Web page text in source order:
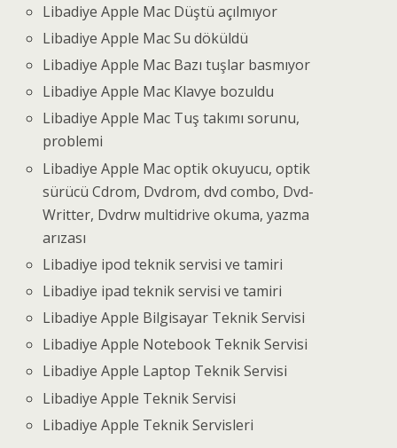
Libadiye Apple Mac Düştü açılmıyor
Libadiye Apple Mac Su döküldü
Libadiye Apple Mac Bazı tuşlar basmıyor
Libadiye Apple Mac Klavye bozuldu
Libadiye Apple Mac Tuş takımı sorunu,
problemi
Libadiye Apple Mac optik okuyucu, optik
sürücü Cdrom, Dvdrom, dvd combo, Dvd-
Writter, Dvdrw multidrive okuma, yazma
arızası
Libadiye ipod teknik servisi ve tamiri
Libadiye ipad teknik servisi ve tamiri
Libadiye Apple Bilgisayar Teknik Servisi
Libadiye Apple Notebook Teknik Servisi
Libadiye Apple Laptop Teknik Servisi
Libadiye Apple Teknik Servisi
Libadiye Apple Teknik Servisleri